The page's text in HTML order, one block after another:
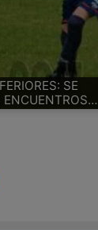
SE
ENCUENTROS…